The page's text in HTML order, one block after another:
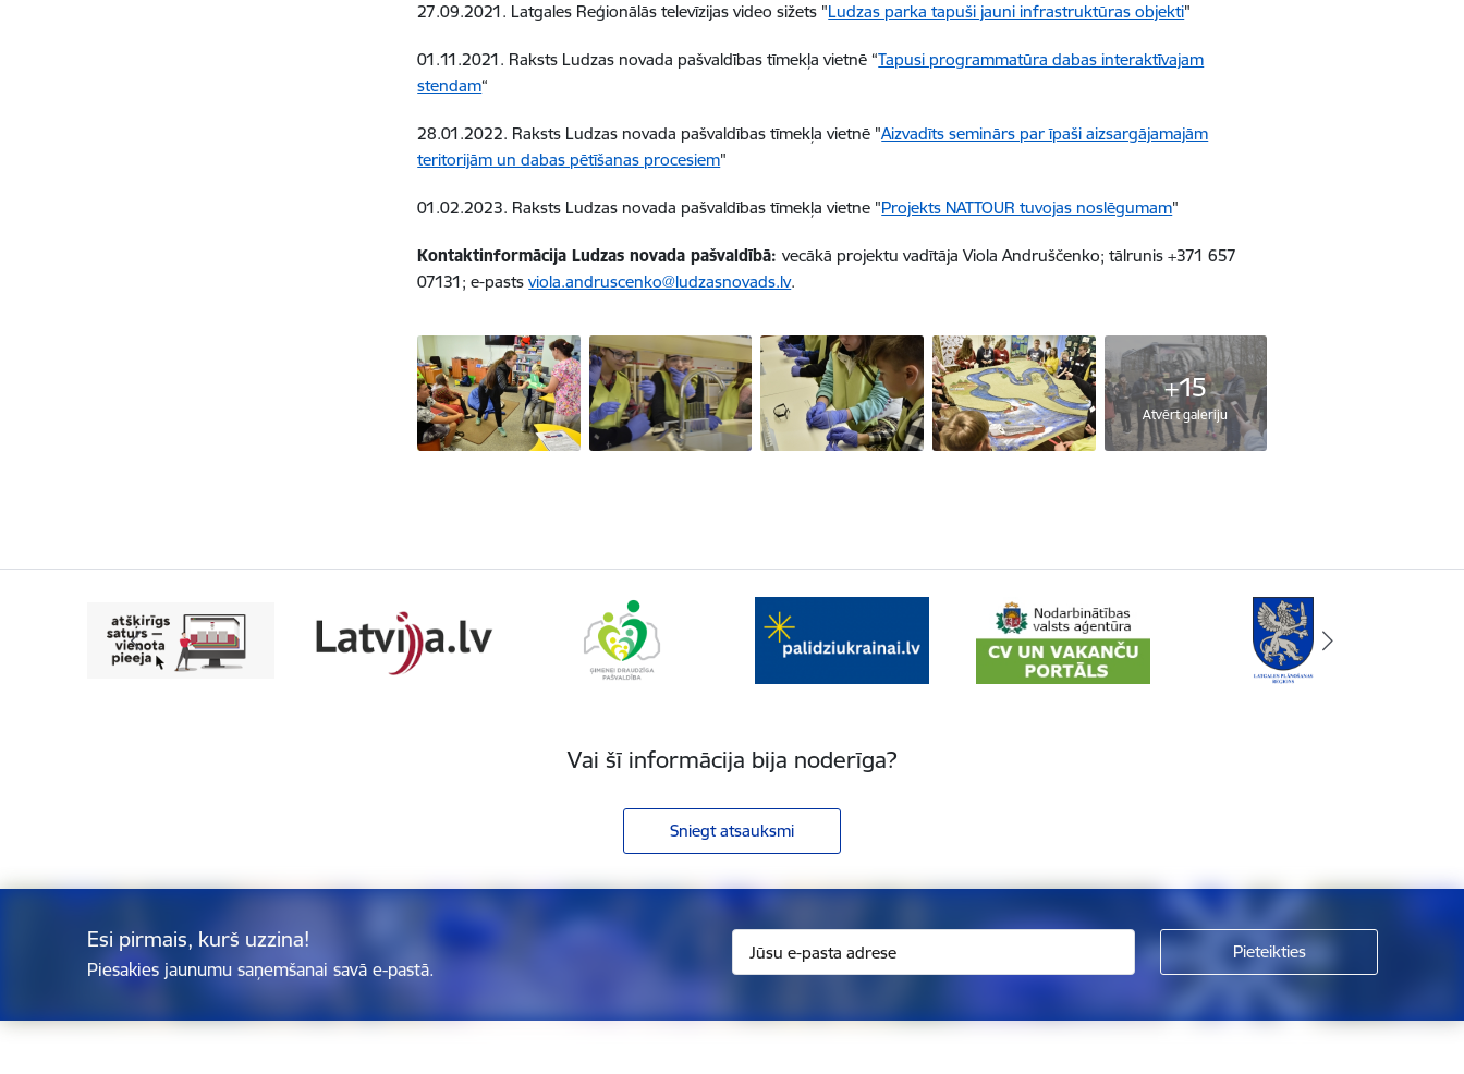
27.09.2021. Latgales Reģionālās televīzijas video sižets "Ludzas parka tapuši jauni infrastruktūras objekti"
01.11.2021. Raksts Ludzas novada pašvaldības tīmekļa vietnē “Tapusi programmatūra dabas interaktīvajam
stendam“
28.01.2022. Raksts Ludzas novada pašvaldības tīmekļa vietnē "Aizvadīts seminārs par īpaši aizsargājamajām
teritorijām un dabas pētīšanas procesiem"
01.02.2023. Raksts Ludzas novada pašvaldības tīmekļa vietne "Projekts NATTOUR tuvojas noslēgumam"
Kontaktinformācija Ludzas novada pašvaldībā:vecākā projektu vadītāja Viola Andruščenko; tālrunis +371 657
07131; e-pastsviola.andruscenko@ludzasnovads.lv.
+15
Atvērt galeriju
Vai šī informācija bija noderīga?
Sniegt atsauksmi
Esi pirmais, kurš uzzina!
Piesakies jaunumu saņemšanai savā e-pastā.